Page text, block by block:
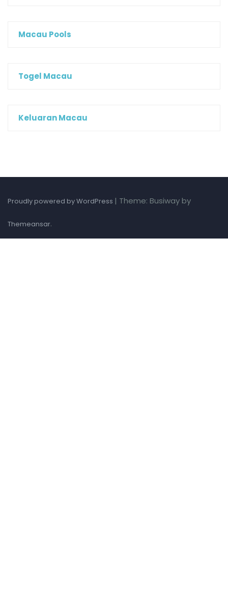
Macau Pools
Togel Macau
Keluaran Macau
Proudly powered by WordPress | Theme: Busiway by
Themeansar.